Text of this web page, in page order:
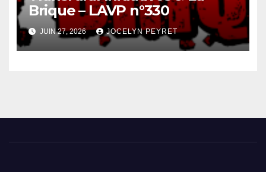
Brique – LAVP n°330
JUIN 27, 2026 JOCELYN PEYRET